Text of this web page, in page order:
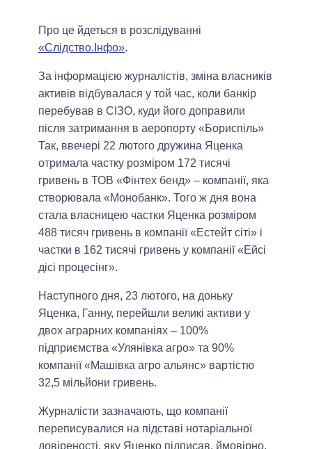
Про це йдеться в розслідуванні
«Слідство.Інфо».
За інформацією журналістів, зміна власників
активів відбувалася у той час, коли банкір
перебував в СІЗО, куди його доправили
після затримання в аеропорту «Бориспіль»
Так, ввечері 22 лютого дружина Яценка
отримала частку розміром 172 тисячі
гривень в ТОВ «Фінтех бенд» – компанії, яка
створювала «Монобанк». Того ж дня вона
стала власницею частки Яценка розміром
488 тисяч гривень в компанії «Естейт сіті» і
частки в 162 тисячі гривень у компанії «Ейсі
дісі процесінг».
Наступного дня, 23 лютого, на доньку
Яценка, Ганну, перейшли великі активи у
двох аграрних компаніях – 100%
підприємства «Улянівка агро» та 90%
компанії «Машівка агро альянс» вартістю
32,5 мільйони гривень.
Журналісти зазначають, що компанії
переписувалися на підставі нотаріальної
довіреності, яку Яценко підписав, ймовірно,